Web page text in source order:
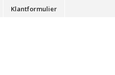
Klantformulier